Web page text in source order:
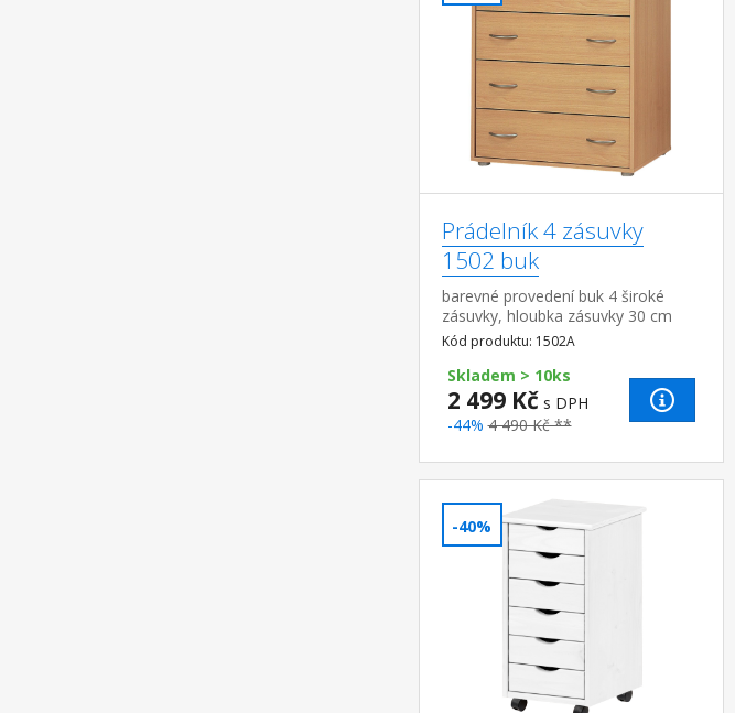
Prádelník 4 zásuvky
1502 buk
barevné provedení buk 4 široké
zásuvky, hloubka zásuvky 30 cm
Kód produktu: 1502A
Skladem > 10ks
2 499 Kč s DPH
-44% 4 490 Kč **
-40%